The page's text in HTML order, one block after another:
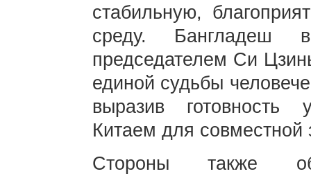
стабильную,
среду. Бангладеш
председателем Си
единой судьбы
выразив готовность
Китаем для совместной
Стороны также